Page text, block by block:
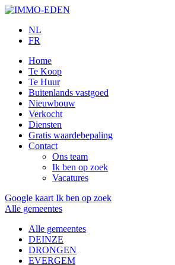
NL
FR
Home
Te Koop
Te Huur
Buitenlands vastgoed
Nieuwbouw
Verkocht
Diensten
Gratis waardebepaling
Contact
Ons team
Ik ben op zoek
Vacatures
Google kaart Ik ben op zoek
Alle gemeentes
Alle gemeentes
DEINZE
DRONGEN
EVERGEM